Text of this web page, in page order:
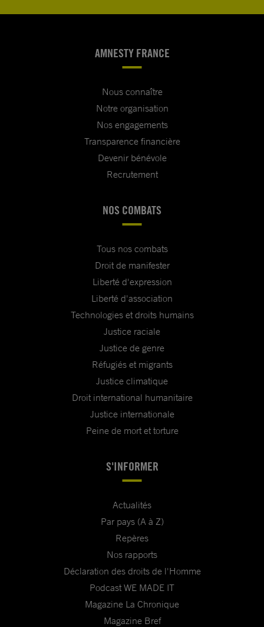
AMNESTY FRANCE
Nous connaître
Notre organisation
Nos engagements
Transparence financière
Devenir bénévole
Recrutement
NOS COMBATS
Tous nos combats
Droit de manifester
Liberté d'expression
Liberté d'association
Technologies et droits humains
Justice raciale
Justice de genre
Réfugiés et migrants
Justice climatique
Droit international humanitaire
Justice internationale
Peine de mort et torture
S'INFORMER
Actualités
Par pays (A à Z)
Repères
Nos rapports
Déclaration des droits de l'Homme
Podcast WE MADE IT
Magazine La Chronique
Magazine Bref